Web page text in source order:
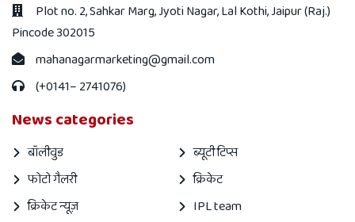
Plot no. 2, Sahkar Marg, Jyoti Nagar, Lal Kothi, Jaipur (Raj.)
Pincode 302015
mahanagarmarketing@gmail.com
(+0141– 2741076)
News categories
बॉलीवुड
ब्यूटी टिप्स
फोटो गैलरी
क्रिकेट
क्रिकेट न्यूज़
IPL team